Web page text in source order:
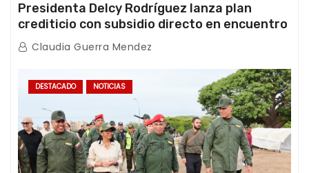
Presidenta Delcy Rodríguez lanza plan
crediticio con subsidio directo en encuentro
con Juntas de Condominio
Claudia Guerra Mendez
DESTACADO NOTICIAS